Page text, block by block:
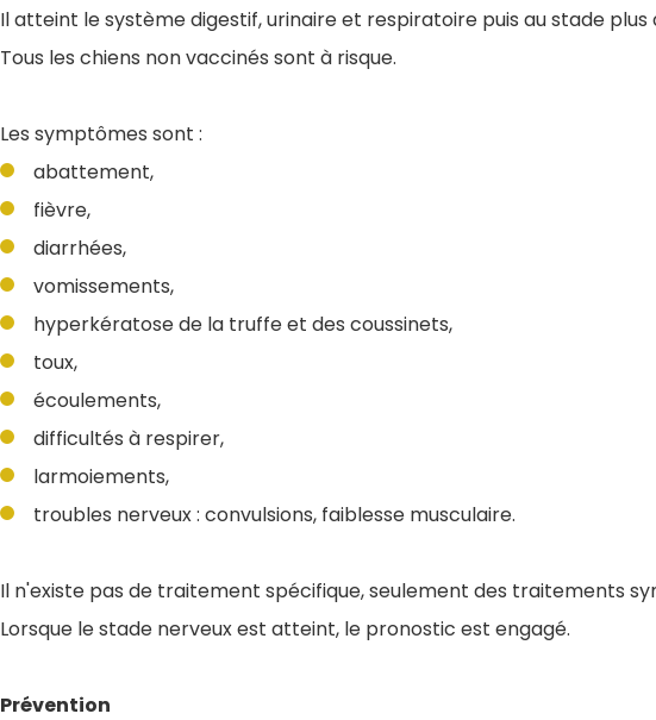
Il atteint le système digestif, urinaire et respiratoire puis au stade plus
Tous les chiens non vaccinés sont à risque.
Les symptômes sont :
abattement,
fièvre,
diarrhées,
vomissements,
hyperkératose de la truffe et des coussinets,
toux,
écoulements,
difficultés à respirer,
larmoiements,
troubles nerveux : convulsions, faiblesse musculaire.
Il n'existe pas de traitement spécifique, seulement des traitements
Lorsque le stade nerveux est atteint, le pronostic est engagé.
Prévention